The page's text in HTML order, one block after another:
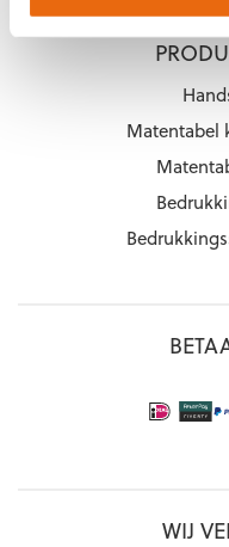
Matentabel
WIJ